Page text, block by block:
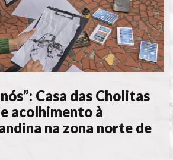
Casa das Cholitas
acolhimento à
na zona norte de